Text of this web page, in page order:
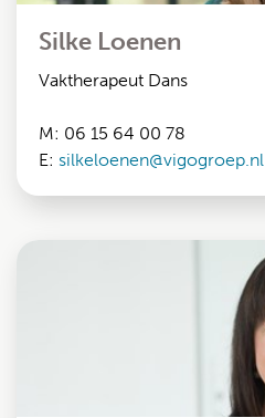
Silke Loenen
Vaktherapeut Dans
M: 06 15 64 00 78
E: silkeloenen@vigogroep.nl